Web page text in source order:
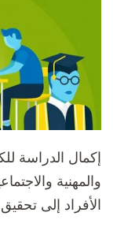
إكمال الدراسة
والمهنية
الأفراد إلى